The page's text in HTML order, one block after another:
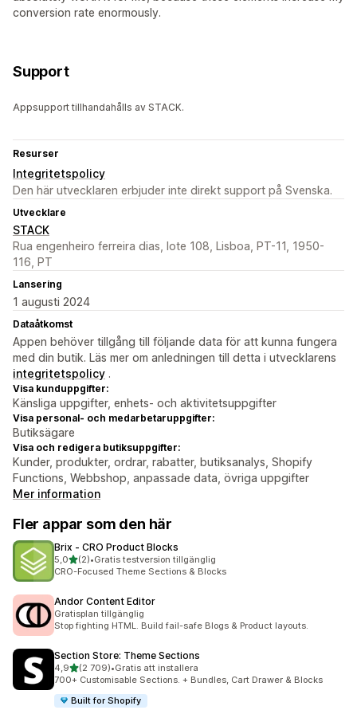
conversion rate enormously.
Support
Appsupport tillhandahålls av STACK.
Resurser
Integritetspolicy
Den här utvecklaren erbjuder inte direkt support på Svenska.
Utvecklare
STACK
Rua engenheiro ferreira dias, lote 108, Lisboa, PT-11, 1950-
116, PT
Lansering
1 augusti 2024
Dataåtkomst
Appen behöver tillgång till följande data för att kunna fungera
med din butik. Läs mer om anledningen till detta i utvecklarens
integritetspolicy .
Visa kunduppgifter:
Känsliga uppgifter, enhets- och aktivitetsuppgifter
Visa personal- och medarbetaruppgifter:
Butiksägare
Visa och redigera butiksuppgifter:
Kunder, produkter, ordrar, rabatter, butiksanalys, Shopify
Functions, Webbshop, anpassade data, övriga uppgifter
Mer information
Fler appar som den här
Brix ‑ CRO Product Blocks
5,0av 5 stjärnor
(2)
2 recensioner totalt
•Gratis testversion tillgänglig
CRO-Focused Theme Sections & Blocks
Andor Content Editor
Gratisplan tillgänglig
Stop fighting HTML. Build fail-safe Blogs & Product layouts.
Section Store: Theme Sections
4,9av 5 stjärnor
(2 709)
2709 recensioner totalt
•Gratis att installera
700+ Customisable Sections. + Bundles, Cart Drawer & Blocks
Built for Shopify